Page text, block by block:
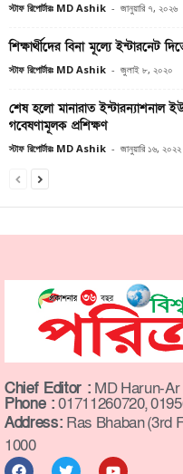
স্টাফ রিপোর্টারঃ MD Ashik - জানুয়ারি ৭, ২০২৬
শিক্ষার্থীদের বিনা মূল্যে ইন্টারনেট
স্টাফ রিপোর্টারঃ MD Ashik - জুলাই ৮, ২০২০
শেষ হলো মানারাত ইন্টারন্যাশনাল
গবেষণামূলক প্রশিক্ষণ
স্টাফ রিপোর্টারঃ MD Ashik - জানুয়ারি ১৬, ২০২২
Chief Editor : MD Harun-
Phone :01711260720,
Address: Ras Bhaban (3rd
1000